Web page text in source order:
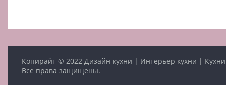
Копирайт © 2022Дизайн кухни | Интерьер кухни |
Все права защищены.